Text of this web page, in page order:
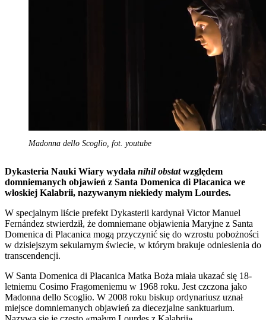
Madonna dello Scoglio, fot. youtube
Dykasteria Nauki Wiary wydała nihil obstatwzględem
domniemanych objawień z Santa Domenica di Placanica we
włoskiej Kalabrii, nazywanym niekiedy małym Lourdes.
W specjalnym liście prefekt Dykasterii kardynał Victor Manuel
Fernández stwierdził, że domniemane objawienia Maryjne z Santa
Domenica di Placanica mogą przyczynić się do wzrostu pobożności
w dzisiejszym sekularnym świecie, w którym brakuje odniesienia do
transcendencji.
W Santa Domenica di Placanica Matka Boża miała ukazać się 18-
letniemu Cosimo Fragomeniemu w 1968 roku. Jest czczona jako
Madonna dello Scoglio. W 2008 roku biskup ordynariusz uznał
miejsce domniemanych objawień za diecezjalne sanktuarium.